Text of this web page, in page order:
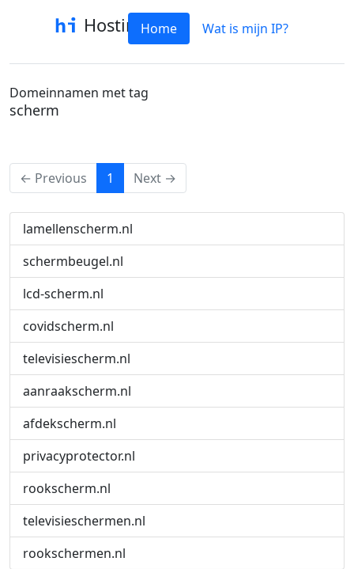
HostinfoHome Wat is mijn IP?
Domeinnamen met tag
scherm
← Previous 1 (current)
Next →
lamellenscherm.nl
schermbeugel.nl
lcd-scherm.nl
covidscherm.nl
televisiescherm.nl
aanraakscherm.nl
afdekscherm.nl
privacyprotector.nl
rookscherm.nl
televisieschermen.nl
rookschermen.nl